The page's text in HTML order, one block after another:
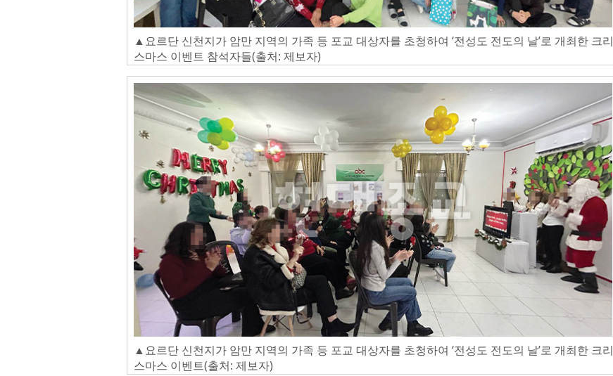
▲요르단 신천지가 암만 지역의 가족 등 포교 대상자를 초청하여 ‘전성도 전도의 날’로 개최한 크리
스마스 이벤트 참석자들(출처: 제보자)
▲요르단 신천지가 암만 지역의 가족 등 포교 대상자를 초청하여 ‘전성도 전도의 날’로 개최한 크리
스마스 이벤트(출처: 제보자)